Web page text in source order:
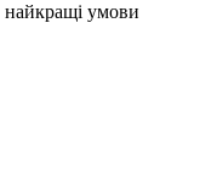
найкращі умови